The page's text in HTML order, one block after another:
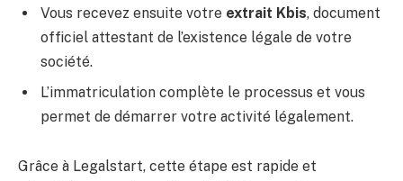
Vous recevez ensuite votre extrait Kbis, document
officiel attestant de l’existence légale de votre
société.
L’immatriculation complète le processus et vous
permet de démarrer votre activité légalement.
Grâce à Legalstart, cette étape est rapide et